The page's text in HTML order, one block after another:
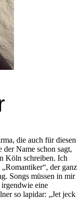
die auch für diesen
Name schon sagt,
Köln schreiben. Ich
der ganz
Songs müssen in mir
irgendwie eine
so lapidar: „Jet jeck